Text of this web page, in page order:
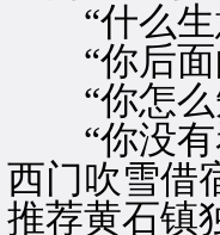
“什么生
“你后面
“你怎么
“你没有
西门吹雪借
推荐黄石镇